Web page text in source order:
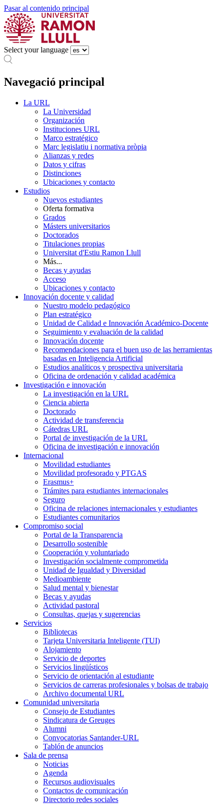
Pasar al contenido principal
Select your language
Navegació principal
La URL
La Universidad
Organización
Instituciones URL
Marco estratégico
Marc legislatiu i normativa pròpia
Alianzas y redes
Datos y cifras
Distinciones
Ubicaciones y contacto
Estudios
Nuevos estudiantes
Oferta formativa
Grados
Másters universitarios
Doctorados
Titulaciones propias
Universitat d'Estiu Ramon Llull
Más...
Becas y ayudas
Acceso
Ubicaciones y contacto
Innovación docente y calidad
Nuestro modelo pedagógico
Plan estratégico
Unidad de Calidad e Innovación Académico-Docente
Seguimiento y evaluación de la calidad
Innovación docente
Recomendaciones para el buen uso de las herramientas
basadas en Inteligencia Artificial
Estudios analíticos y prospectiva universitaria
Oficina de ordenación y calidad académica
Investigación e innovación
La investigación en la URL
Ciencia abierta
Doctorado
Actividad de transferencia
Cátedras URL
Portal de investigación de la URL
Oficina de investigación e innovación
Internacional
Movilidad estudiantes
Movilidad profesorado y PTGAS
Erasmus+
Trámites para estudiantes internacionales
Seguro
Oficina de relaciones internacionales y estudiantes
Estudiantes comunitarios
Compromiso social
Portal de la Transparencia
Desarrollo sostenible
Cooperación y voluntariado
Investigación socialmente comprometida
Unidad de Igualdad y Diversidad
Medioambiente
Salud mental y bienestar
Becas y ayudas
Actividad pastoral
Consultas, quejas y sugerencias
Servicios
Bibliotecas
Tarjeta Universitaria Inteligente (TUI)
Alojamiento
Servicio de deportes
Servicios lingüísticos
Servicio de orientación al estudiante
Servicios de carreras profesionales y bolsas de trabajo
Archivo documental URL
Comunidad universitaria
Consejo de Estudiantes
Sindicatura de Greuges
Alumni
Convocatorias Santander-URL
Tablón de anuncios
Sala de prensa
Noticias
Agenda
Recursos audiovisuales
Contactos de comunicación
Directorio redes sociales